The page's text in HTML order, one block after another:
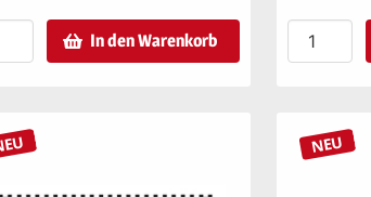
In den Warenkorb
NEU